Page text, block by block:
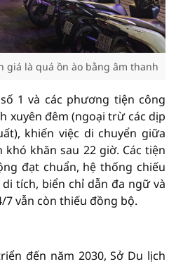
giá là quá ồn ào bằng âm thanh
1 và các phương tiện công
xuyên đêm (ngoại trừ các dịp
khiến việc di chuyển giữa
khăn sau 22 giờ. Các tiện
đạt chuẩn, hệ thống chiếu
tích, biển chỉ dẫn đa ngữ và
7 vẫn còn thiếu đồng bộ.
đến năm 2030, Sở Du lịch